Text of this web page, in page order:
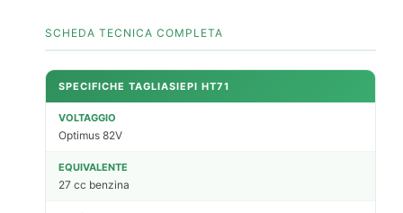
SCHEDA TECNICA COMPLETA
SPECIFICHE TAGLIASIEPI HT71
VOLTAGGIO
Optimus 82V
EQUIVALENTE
27 cc benzina